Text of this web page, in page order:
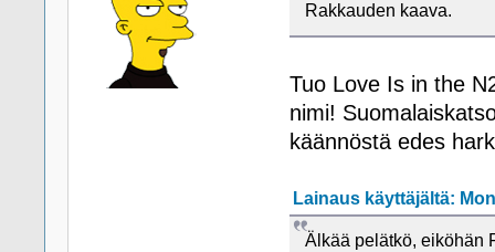
Rakkauden kaava.
Tuo Love Is in the
nimi!
käännöstä edes
Lainaus käyttäjältä:
Älkää pelätkö, eiköhän